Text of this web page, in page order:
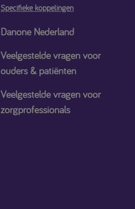
Specifieke koppelingen
Danone Nederland
Veelgestelde vragen voor
ouders & patiënten
Veelgestelde vragen voor
zorgprofessionals